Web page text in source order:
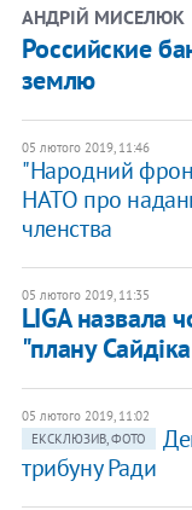
АНДРІЙ МИСЕЛЮК
Российские
землю
05 лютого 2019, 11:46
"Народний
НАТО про
членства
05 лютого 2019, 11:35
LIGA назвала
"плану
05 лютого 2019, 11:02
ЕКСКЛЮЗИВ, ФОТО
трибуну Ради